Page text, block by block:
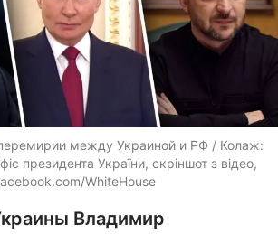
между Украиной и РФ / Колаж:
президента України, скріншот з відео,
WhiteHouse
Владимир